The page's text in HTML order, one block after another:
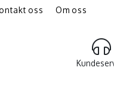
oss
Om oss